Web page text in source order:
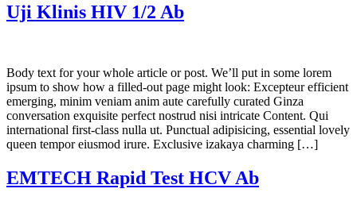
Uji Klinis HIV 1/2 Ab
Body text for your whole article or post. We’ll put in some lorem
ipsum to show how a filled-out page might look: Excepteur efficient
emerging, minim veniam anim aute carefully curated Ginza
conversation exquisite perfect nostrud nisi intricate Content. Qui
international first-class nulla ut. Punctual adipisicing, essential lovely
queen tempor eiusmod irure. Exclusive izakaya charming […]
EMTECH Rapid Test HCV Ab